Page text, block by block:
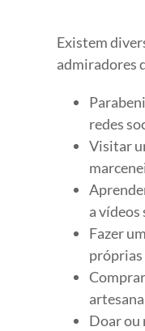
Existem
admiradores
redes
Visitar
a vídeos
Fazer
próprias
Doar ou